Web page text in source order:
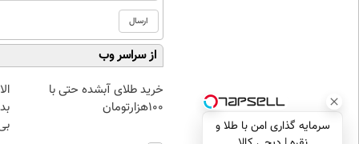
از سراسر وب
خرید طلای آبشده حتی با
۱۰۰هزارتومان
سرمایه گذاری امن با طلا و